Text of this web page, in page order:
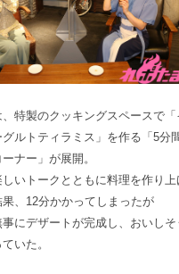
、特製のクッキングスペースで「
ルトティラミス」を作る「5分
ナー」が展開。
いトークとともに料理を作り上
、12分かかってしまったが
事にデザートが完成し、おいしそ
いた。